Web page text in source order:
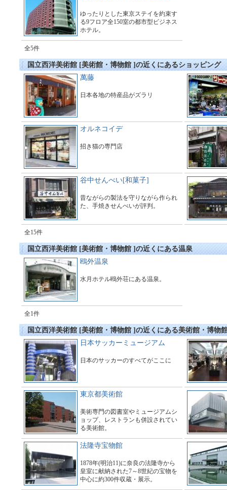
ゆったりとした東京ステイを約束す
る9フロア全150室の都市型ビジネス
ホテル。
全5件
国立西洋美術館 [美術館・博物館 ]の近くにあるショッピング
萬藤
日本各地の特産品がズラリ
オルネコイデ
招き猫の専門店
谷中せんべい[和菓子]
昔ながらの製法を守りながら作られ
た、手焼きせんべいが評判。
全15件
国立西洋美術館 [美術館・博物館 ]の近くにある温泉
鴎外温泉
水月ホテル鴎外荘にある温泉。
全1件
国立西洋美術館 [美術館・博物館 ]の近くにある美術館・博物
日本サッカーミュージアム
日本のサッカーのすべてがここに
東京都美術館
美術専門の図書室やミュージアムシ
ョップ、レストランも併設されてい
る美術館。
法隆寺宝物館
1878年(明治11)に奈良の法隆寺から
皇室に献納された7～8世紀の宝物を
中心に約300件収蔵・展示。